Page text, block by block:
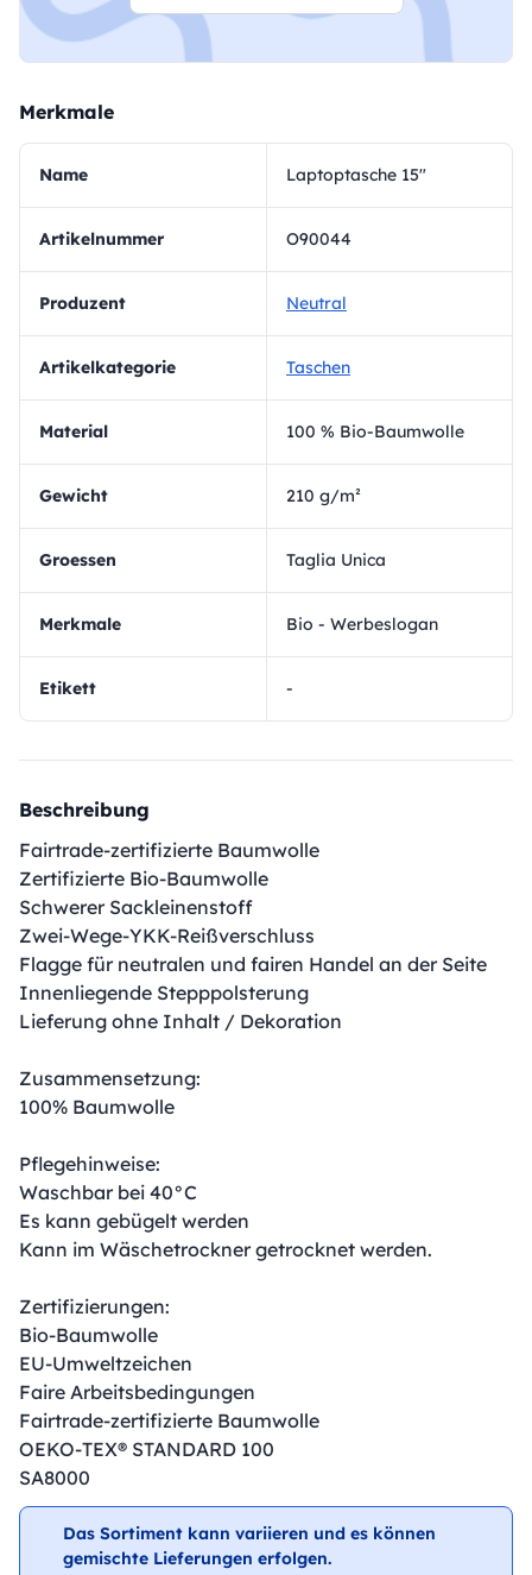
Merkmale
Name Laptoptasche 15"
Artikelnummer O90044
Produzent Neutral
Artikelkategorie Taschen
Material 100 % Bio-Baumwolle
Gewicht 210 g/m²
Groessen Taglia Unica
Merkmale Bio - Werbeslogan
Etikett -
Beschreibung
Fairtrade-zertifizierte Baumwolle
Zertifizierte Bio-Baumwolle
Schwerer Sackleinenstoff
Zwei-Wege-YKK-Reißverschluss
Flagge für neutralen und fairen Handel an der Seite
Innenliegende Stepppolsterung
Lieferung ohne Inhalt / Dekoration
Zusammensetzung:
100% Baumwolle
Pflegehinweise:
Waschbar bei 40°C
Es kann gebügelt werden
Kann im Wäschetrockner getrocknet werden.
Zertifizierungen:
Bio-Baumwolle
EU-Umweltzeichen
Faire Arbeitsbedingungen
Fairtrade-zertifizierte Baumwolle
OEKO-TEX® STANDARD 100
SA8000
Das Sortiment kann variieren und es können
gemischte Lieferungen erfolgen.